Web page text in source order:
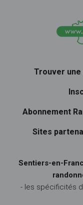
Trouver une
Abonnement
Sites
Sentiers-en-
- les spécificités